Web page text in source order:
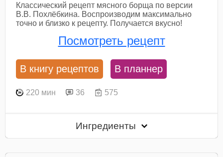
Классический рецепт мясного борща по версии
В.В. Похлёбкина. Воспроизводим максимально
точно и близко к рецепту. Получается вкусно!
Посмотреть рецепт
В книгу рецептов В планнер
220 мин 36 575
Ингредиенты